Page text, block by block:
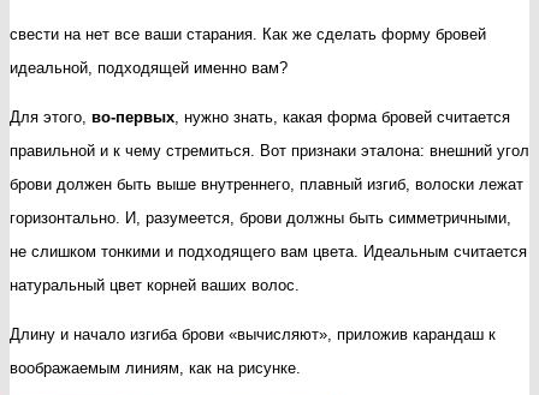
свести на нет все ваши старания. Как же сделать форму бровей
идеальной, подходящей именно вам?
Для этого, во-первых , нужно знать, какая форма бровей считается
правильной и к чему стремиться. Вот признаки эталона: внешний угол
брови должен быть выше внутреннего, плавный изгиб, волоски лежат
горизонтально. И, разумеется, брови должны быть симметричными,
не слишком тонкими и подходящего вам цвета. Идеальным считается
натуральный цвет корней ваших волос.
Длину и начало изгиба брови «вычисляют», приложив карандаш к
воображаемым линиям, как на рисунке.